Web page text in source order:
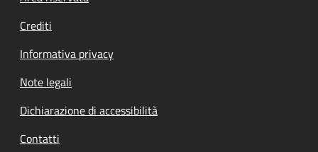
Crediti
Informativa privacy
Note legali
Dichiarazione di accessibilità
Contatti